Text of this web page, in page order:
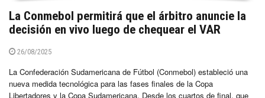
La Conmebol permitirá que el árbitro anuncie la
decisión en vivo luego de chequear el VAR
26/08/2025
La Confederación Sudamericana de Fútbol (Conmebol) estableció una
nueva medida tecnológica para las fases finales de la Copa
Libertadores y la Copa Sudamericana. Desde los cuartos de final, que